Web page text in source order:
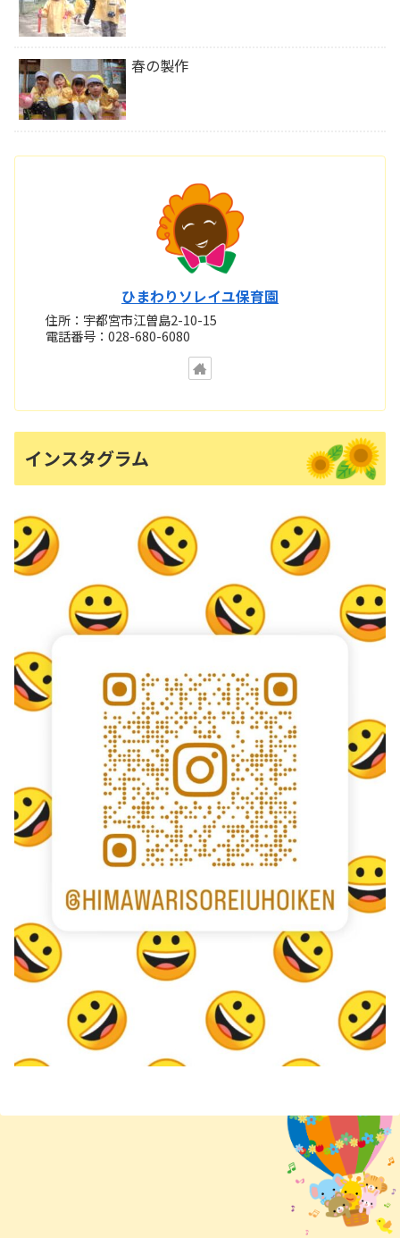
春の製作
ひまわりソレイユ保育園
住所：宇都宮市江曽島2-10-15
電話番号：028-680-6080
インスタグラム